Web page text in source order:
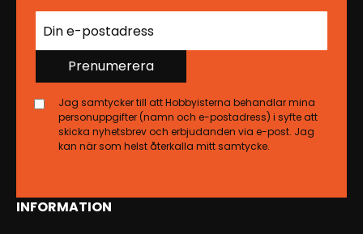
INFORMATION
Prenumerera
Jag samtycker till att Hobbyisterna behandlar mina
personuppgifter (namn och e-postadress) i syfte att
skicka nyhetsbrev och erbjudanden via e-post. Jag
kan när som helst återkalla mitt samtycke.